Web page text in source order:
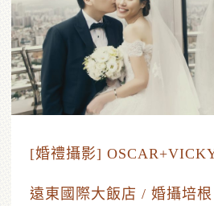
[婚禮攝影]
遠東國際大飯店 / 婚攝培根